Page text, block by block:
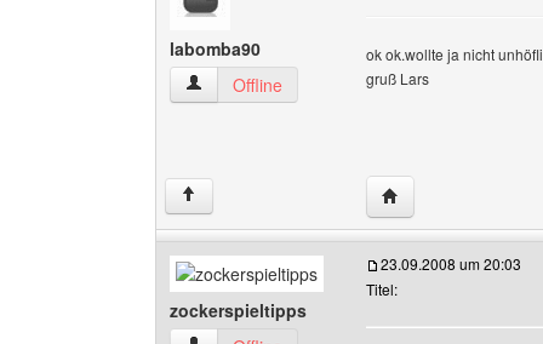
labomba90
labomba90 Benutzer-Profile anzeigen
Offline
ok ok.wollte ja nicht
gruß Lars
↑ Website dieses
zockerspieltipps
23.09.2008 um 20:03
Titel: